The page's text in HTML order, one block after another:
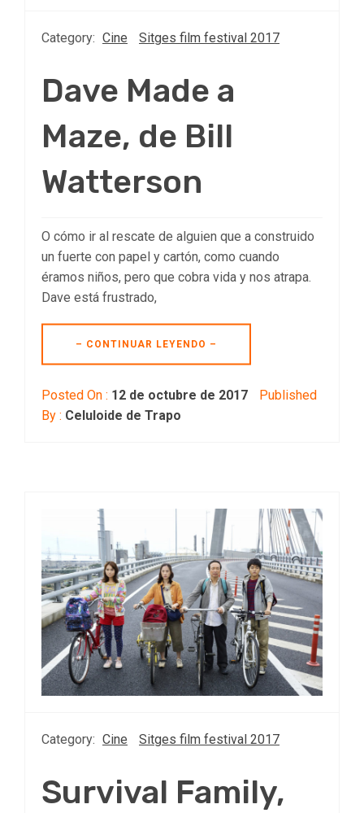
Category: Cine Sitges film festival 2017
Dave Made a
Maze, de Bill
Watterson
O cómo ir al rescate de alguien que a construido
un fuerte con papel y cartón, como cuando
éramos niños, pero que cobra vida y nos atrapa.
Dave está frustrado,
– CONTINUAR LEYENDO –
Posted On : 12 de octubre de 2017
Published
By : Celuloide de Trapo
Category: Cine Sitges film festival 2017
Survival Family,